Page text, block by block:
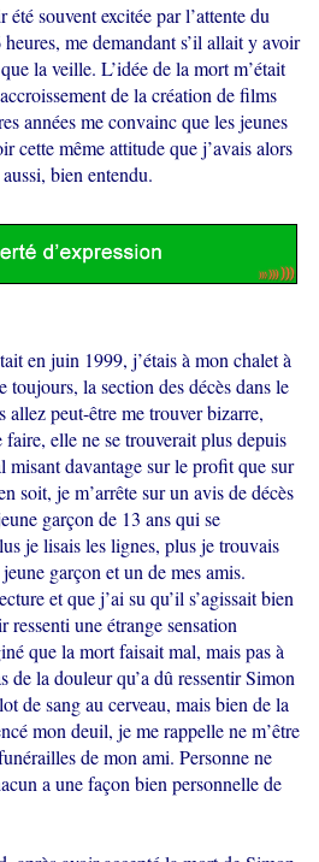
été souvent excitée par l’attente du
me demandant s’il allait y avoir
la veille. L’idée de la mort m’était
de la création de films
années me convainc que les jeunes
cette même attitude que j’avais alors
bien entendu.
en juin 1999, j’étais à mon chalet à
toujours, la section des décès dans le
allez peut-être me trouver bizarre,
faire, elle ne se trouverait plus depuis
misant davantage sur le profit que sur
soit, je m’arrête sur un avis de décès
garçon de 13 ans qui se
je lisais les lignes, plus je trouvais
garçon et un de mes amis.
et que j’ai su qu’il s’agissait bien
une étrange sensation
que la mort faisait mal, mais pas à
de la douleur qu’a dû ressentir Simon
de sang au cerveau, mais bien de la
mon deuil, je me rappelle ne m’être
de mon ami. Personne ne
a une façon bien personnelle de